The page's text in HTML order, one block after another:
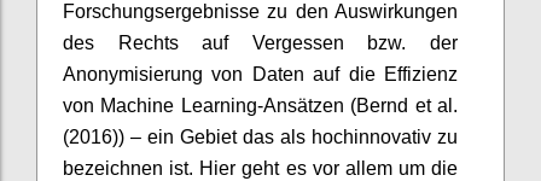
Forschungsergebnisse zu den Auswirkungen
des Rechts auf Vergessen bzw. der
Anonymisierung von Daten auf die Effizienz
von Machine Learning-Ansätzen (Bernd et al.
(2016)) – ein Gebiet das als hochinnovativ zu
bezeichnen ist. Hier geht es vor allem um die